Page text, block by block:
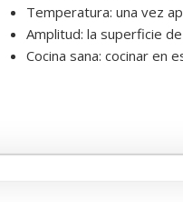
Temperatura: una vez
Amplitud: la superficie
Cocina sana: cocinar en